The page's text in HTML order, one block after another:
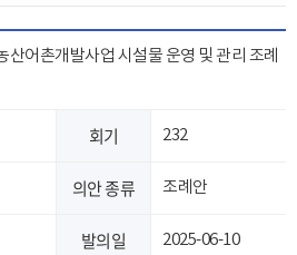
산어촌개발사업 시설물 운영 및 관리 조례
회기 232
의안 종류 조례안
발의일 2025-06-10